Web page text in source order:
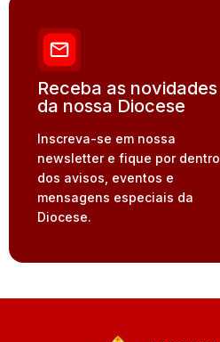
Receba as novidades
da nossa Diocese
Inscreva-se em nossa
newsletter e fique por dentro
dos avisos, eventos e
mensagens especiais da
Diocese.